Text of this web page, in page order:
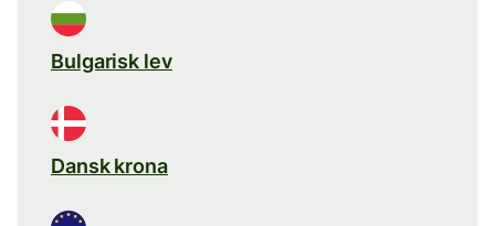
Bulgarisk lev
Dansk krona